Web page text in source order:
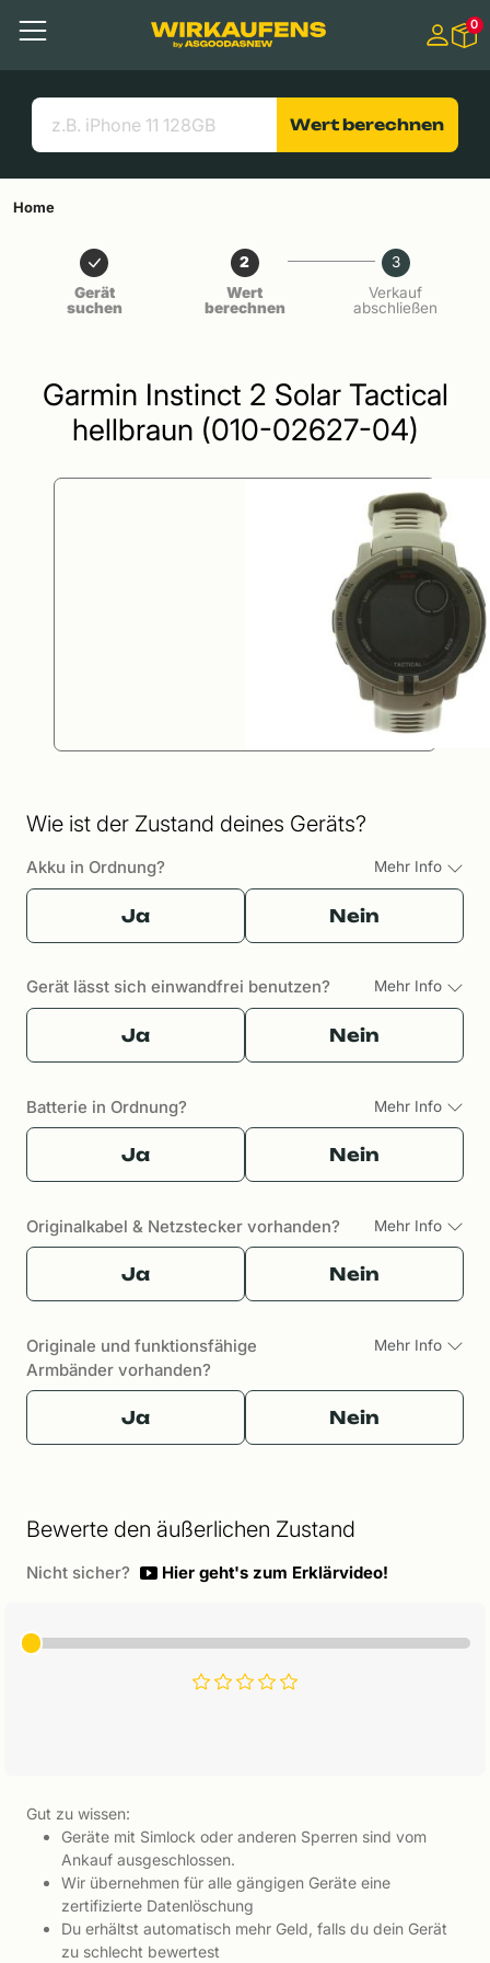
Menü
Suchen
Nützliche Links
0
Wert berechnen
Home
Gerät
suchen
2
Wert
berechnen
3
Verkauf
abschließen
Garmin Instinct 2 Solar Tactical
hellbraun (010-02627-04)
Wie ist der Zustand deines Geräts?
Akku in Ordnung? Mehr Info
Ja Nein
Gerät lässt sich einwandfrei benutzen? Mehr Info
Ja Nein
Batterie in Ordnung? Mehr Info
Ja Nein
Originalkabel & Netzstecker vorhanden? Mehr Info
Ja Nein
Originale und funktionsfähige
Armbänder vorhanden?
Mehr Info
Ja Nein
Bewerte den äußerlichen Zustand
Nicht sicher? Hier geht's zum Erklärvideo!
Gut zu wissen:
Geräte mit Simlock oder anderen Sperren sind vom
Ankauf ausgeschlossen.
Wir übernehmen für alle gängigen Geräte eine
zertifizierte Datenlöschung
Du erhältst automatisch mehr Geld, falls du dein Gerät
zu schlecht bewertest